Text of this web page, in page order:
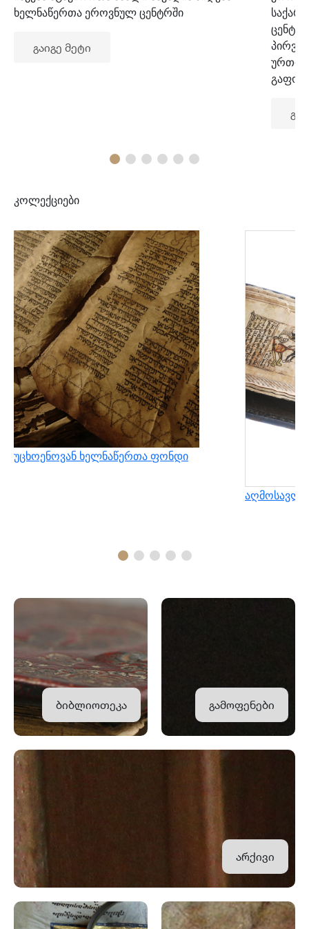
ხელნაწერთა ეროვნულ ცენტრში
გაიგე მეტი
კოლექციები
უცხოენოვან ხელნაწერთა ფონდი
ბიბლიოთეკა გამოფენები
არქივი